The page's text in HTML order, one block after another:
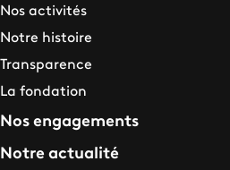
Nos activités
Notre histoire
Transparence
La fondation
Nos engagements
Notre actualité